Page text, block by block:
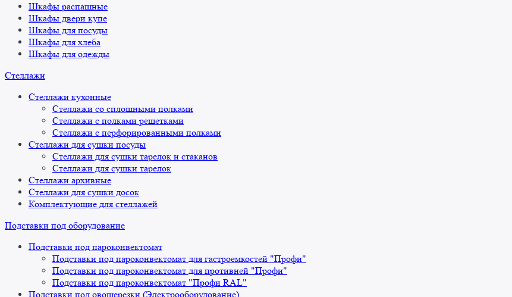
Шкафы распашные
Шкафы двери купе
Шкафы для посуды
Шкафы для хлеба
Шкафы для одежды
Стеллажи
Стеллажи кухонные
Стеллажи со сплошными полками
Стеллажи с полками решетками
Стеллажи с перфорированными полками
Стеллажи для сушки посуды
Стеллажи для сушки тарелок и стаканов
Стеллажи для сушки тарелок
Стеллажи архивные
Стеллажи для сушки досок
Комплектующие для стеллажей
Подставки под оборудование
Подставки под пароконвектомат
Подставки под пароконвектомат для гастроемкостей "Профи"
Подставки под пароконвектомат для противней "Профи"
Подставки под пароконвектомат "Профи RAL"
Подставки под овощерезки (Электрооборудование)